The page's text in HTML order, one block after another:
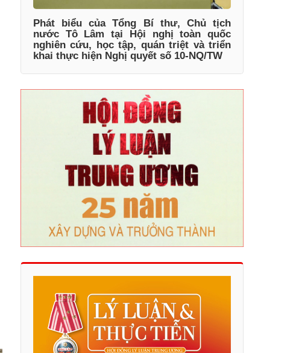
Phát biểu của Tổng Bí thư, Chủ tịch
nước Tô Lâm tại Hội nghị toàn quốc
nghiên cứu, học tập, quán triệt và triển
khai thực hiện Nghị quyết số 10-NQ/TW